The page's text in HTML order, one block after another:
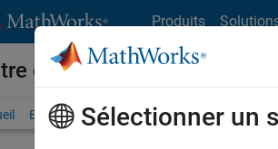
Produits
carrière chez MathWorks
Explorer nos opportunités Adresses de
Sélectionner un